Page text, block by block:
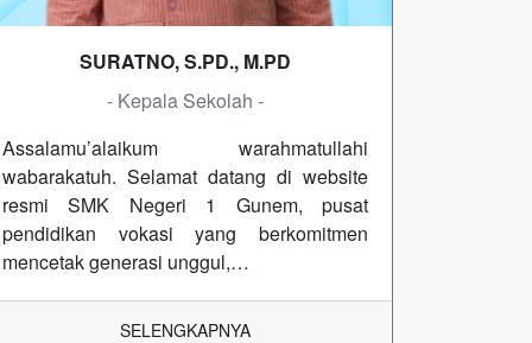
SURATNO, S.PD., M.PD
- Kepala Sekolah -
Assalamu’alaikum warahmatullahi
wabarakatuh. Selamat datang di website
resmi SMK Negeri 1 Gunem, pusat
pendidikan vokasi yang berkomitmen
mencetak generasi unggul,…
SELENGKAPNYA